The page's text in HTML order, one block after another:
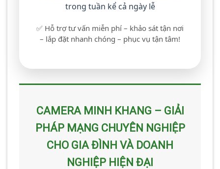
trong tuần kể cả ngày lễ
✅ Hỗ trợ tư vấn miễn phí – khảo sát tận nơi
– lắp đặt nhanh chóng – phục vụ tận tâm!
CAMERA MINH KHANG – GIẢI
PHÁP MẠNG CHUYÊN NGHIỆP
CHO GIA ĐÌNH VÀ DOANH
NGHIỆP HIỆN ĐẠI